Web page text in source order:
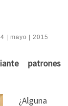
| mayo | 2015
patrones
¿Alguna